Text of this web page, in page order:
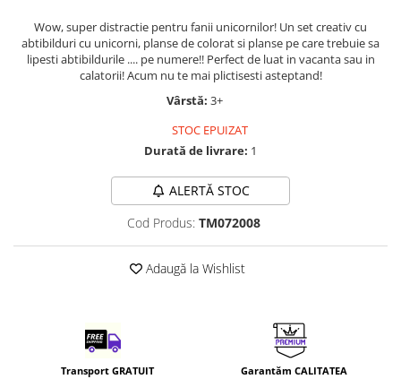
LEGO Creator Expert
LEGO Architecture
Wow, super distractie pentru fanii unicornilor! Un set creativ cu
abtibilduri cu unicorni, planse de colorat si planse pe care trebuie sa
lipesti abtibildurile .... pe numere!! Perfect de luat in vacanta sau in
calatorii! Acum nu te mai plictisesti asteptand!
Vârstă: 3+
STOC EPUIZAT
Durată de livrare: 1
ALERTĂ STOC
Cod Produs: TM072008
Adaugă la Wishlist
Transport GRATUIT Garantăm CALITATEA